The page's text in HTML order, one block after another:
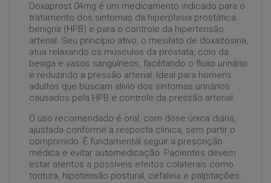
Doxaprost 04mg é um medicamento indicado para o
tratamento dos sintomas da hiperplasia prostática
benigna (HPB) e para o controle da hipertensão
arterial. Seu princípio ativo, o mesilato de doxazosina,
atua relaxando os músculos da próstata, colo da
bexiga e vasos sanguíneos, facilitando o fluxo urinário
e reduzindo a pressão arterial. Ideal para homens
adultos que buscam alívio dos sintomas urinários
causados pela HPB e controle da pressão arterial.
O uso recomendado é oral, com dose única diária,
ajustada conforme a resposta clínica, sem partir o
comprimido. É fundamental seguir a prescrição
médica e evitar automedicação. Pacientes devem
estar atentos a possíveis efeitos colaterais como
tontura, hipotensão postural, cefaleia e palpitações.